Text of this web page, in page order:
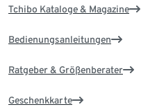
Tchibo Kataloge & Magazine
Bedienungsanleitungen
Ratgeber & Größenberater
Geschenkkarte